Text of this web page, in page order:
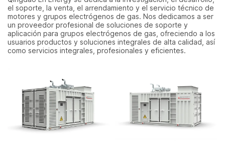
el soporte, la venta, el arrendamiento y el servicio técnico de
motores y grupos electrógenos de gas. Nos dedicamos a ser
un proveedor profesional de soluciones de soporte y
aplicación para grupos electrógenos de gas, ofreciendo a los
usuarios productos y soluciones integrales de alta calidad, así
como servicios integrales, profesionales y eficientes.